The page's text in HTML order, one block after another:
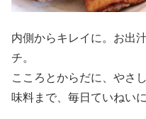
内側からキレイに。お出
チ。
こころとからだに、やさ
味料まで、毎日ていねい